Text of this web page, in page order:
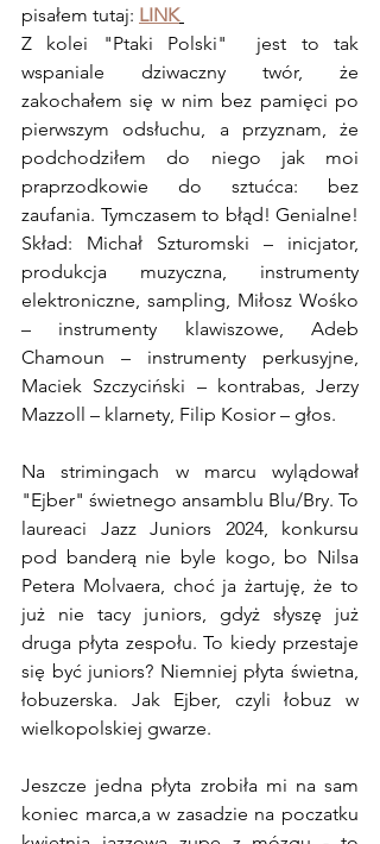
pisałem tutaj: LINK
Z kolei "Ptaki Polski"  jest to tak
wspaniale dziwaczny twór, że
zakochałem się w nim bez pamięci po
pierwszym odsłuchu, a przyznam, że
podchodziłem do niego jak moi
praprzodkowie do sztućca: bez
zaufania. Tymczasem to błąd! Genialne!
Skład: Michał Szturomski – inicjator,
produkcja muzyczna, instrumenty
elektroniczne, sampling, Miłosz Wośko
– instrumenty klawiszowe, Adeb
Chamoun – instrumenty perkusyjne,
Maciek Szczyciński – kontrabas, Jerzy
Mazzoll – klarnety, Filip Kosior – głos.
Na strimingach w marcu wylądował
"Ejber" świetnego ansamblu Blu/Bry. To
laureaci Jazz Juniors 2024, konkursu
pod banderą nie byle kogo, bo Nilsa
Petera Molvaera, choć ja żartuję, że to
już nie tacy juniors, gdyż słyszę już
druga płyta zespołu. To kiedy przestaje
się być juniors? Niemniej płyta świetna,
łobuzerska. Jak Ejber, czyli łobuz w
wielkopolskiej gwarze.
Jeszcze jedna płyta zrobiła mi na sam
koniec marca,a w zasadzie na poczatku